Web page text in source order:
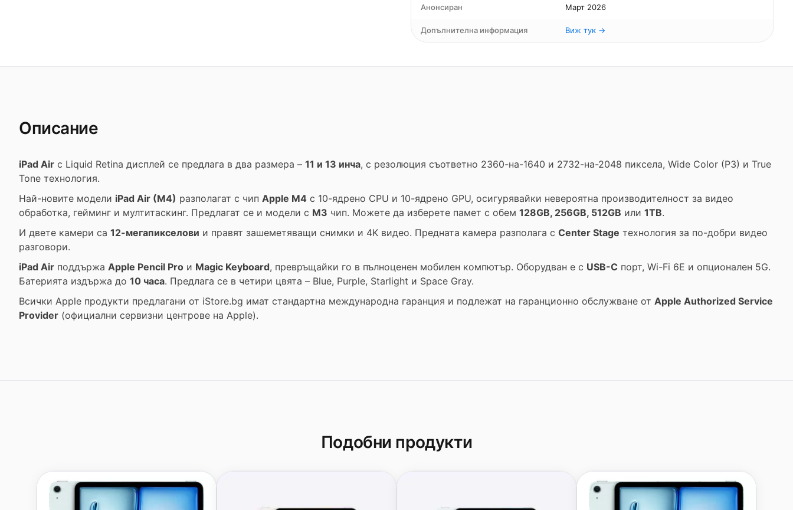
Анонсиран Март 2026
Допълнителна информация Виж тук →
Описание
iPad Air с Liquid Retina дисплей се предлага в два размера – 11 и 13 инча, с резолюция съответно 2360-на-1640 и 2732-на-2048 пиксела, Wide Color (P3) и True
Tone технология.
Най-новите модели iPad Air (M4) разполагат с чип Apple M4 с 10-ядрено CPU и 10-ядрено GPU, осигурявайки невероятна производителност за видео
обработка, гейминг и мултитаскинг. Предлагат се и модели с M3 чип. Можете да изберете памет с обем 128GB, 256GB, 512GB или 1TB.
И двете камери са 12-мегапикселови и правят зашеметяващи снимки и 4K видео. Предната камера разполага с Center Stage технология за по-добри видео
разговори.
iPad Air поддържа Apple Pencil Pro и Magic Keyboard, превръщайки го в пълноценен мобилен компютър. Оборудван е с USB-C порт, Wi-Fi 6E и опционален 5G.
Батерията издържа до 10 часа. Предлага се в четири цвята – Blue, Purple, Starlight и Space Gray.
Всички Apple продукти предлагани от iStore.bg имат стандартна международна гаранция и подлежат на гаранционно обслужване от Apple Authorized Service
Provider (официални сервизни центрове на Apple).
Подобни продукти